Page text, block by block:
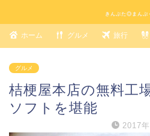
きんぶた◎まんぷ
ホーム グルメ 旅行
グルメ
桔梗屋本店の無料工
ソフトを堪能
2017